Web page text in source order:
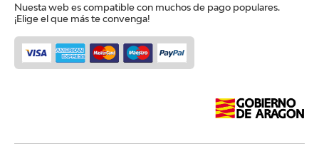
Nuesta web es compatible con muchos de pago populares.
¡Elige el que más te convenga!